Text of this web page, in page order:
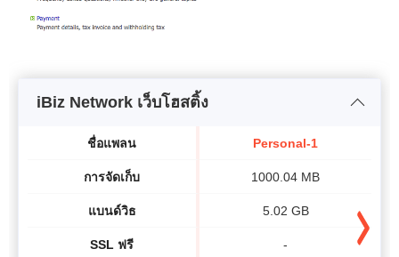
iBiz Network เว็บโฮสติ้ง
ชื่อแพลน
การจัดเก็บ
แบนด์วิธ​
SSL ฟรี
Personal-1
1000.04 MB
5.02 GB
-